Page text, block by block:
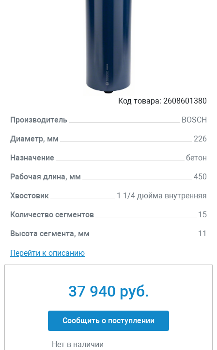
Код товара: 2608601380
Производитель BOSCH
Диаметр, мм 226
Назначение бетон
Рабочая длина, мм 450
Хвостовик 1 1/4 дюйма внутренняя
Количество сегментов 15
Высота сегмента, мм 11
Перейти к описанию
37 940 руб.
Сообщить о поступлении
Нет в наличии